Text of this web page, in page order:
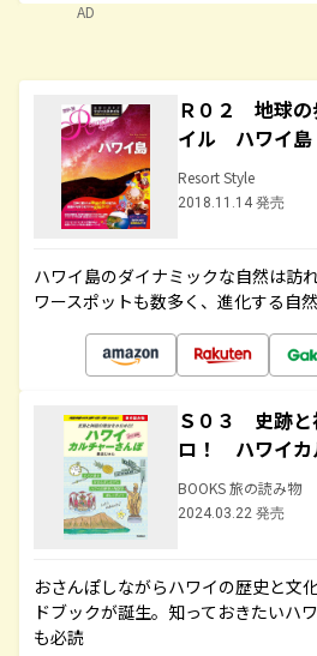
AD
Ｒ０２ 地球
イル ハワイ島
Resort Style
2018.11.14 発売
ハワイ島のダイナミックな自然は訪
ワースポットも数多く、進化する自
Ｓ０３ 史跡と
ロ！ ハワイカ
BOOKS 旅の読み物
2024.03.22 発売
おさんぽしながらハワイの歴史と文
ドブックが誕生。知っておきたいハ
も必読